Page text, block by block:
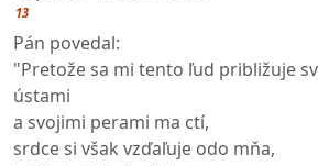
13
Pán povedal:
"Pretože sa mi tento ľud približuje
ústami
a svojimi perami ma ctí,
srdce si však vzďaľuje odo mňa,